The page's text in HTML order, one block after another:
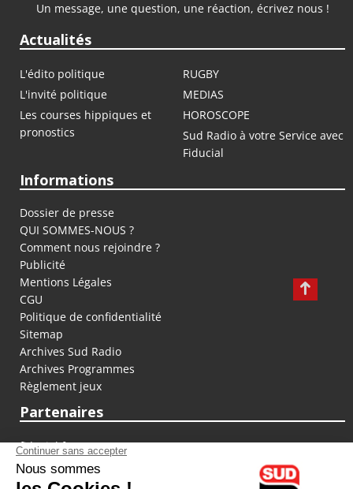
Un message, une question, une réaction, écrivez nous !
Actualités
L'édito politique
RUGBY
L'invité politique
MEDIAS
Les courses hippiques et
pronostics
HOROSCOPE
Sud Radio à votre Service avec
Fiducial
Informations
Dossier de presse
QUI SOMMES-NOUS ?
Comment nous rejoindre ?
Publicité
Mentions Légales
CGU
Politique de confidentialité
Sitemap
Archives Sud Radio
Archives Programmes
Règlement jeux
Partenaires
fiducial.fr
lyoncapitale.fr